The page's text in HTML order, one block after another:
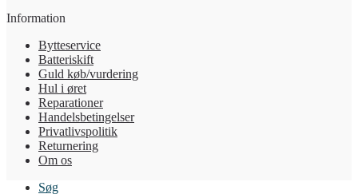
Information
Bytteservice
Batteriskift
Guld køb/vurdering
Hul i øret
Reparationer
Handelsbetingelser
Privatlivspolitik
Returnering
Om os
Søg